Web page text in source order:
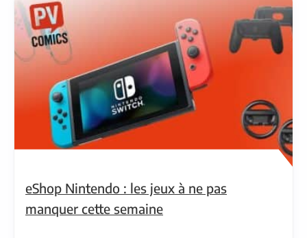
eShop Nintendo : les jeux à ne pas
manquer cette semaine